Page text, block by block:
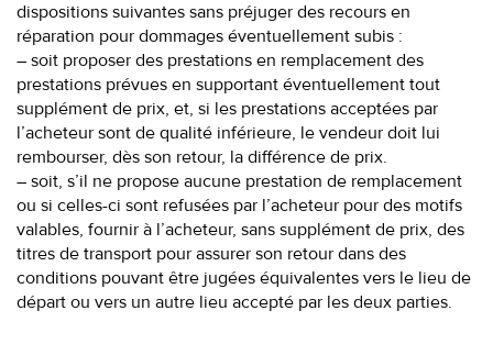
dispositions suivantes sans préjuger des recours en
réparation pour dommages éventuellement subis :
– soit proposer des prestations en remplacement des
prestations prévues en supportant éventuellement tout
supplément de prix, et, si les prestations acceptées par
l’acheteur sont de qualité inférieure, le vendeur doit lui
rembourser, dès son retour, la différence de prix.
– soit, s’il ne propose aucune prestation de remplacement
ou si celles-ci sont refusées par l’acheteur pour des motifs
valables, fournir à l’acheteur, sans supplément de prix, des
titres de transport pour assurer son retour dans des
conditions pouvant être jugées équivalentes vers le lieu de
départ ou vers un autre lieu accepté par les deux parties.